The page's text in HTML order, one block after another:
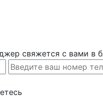
свяжется с вами в